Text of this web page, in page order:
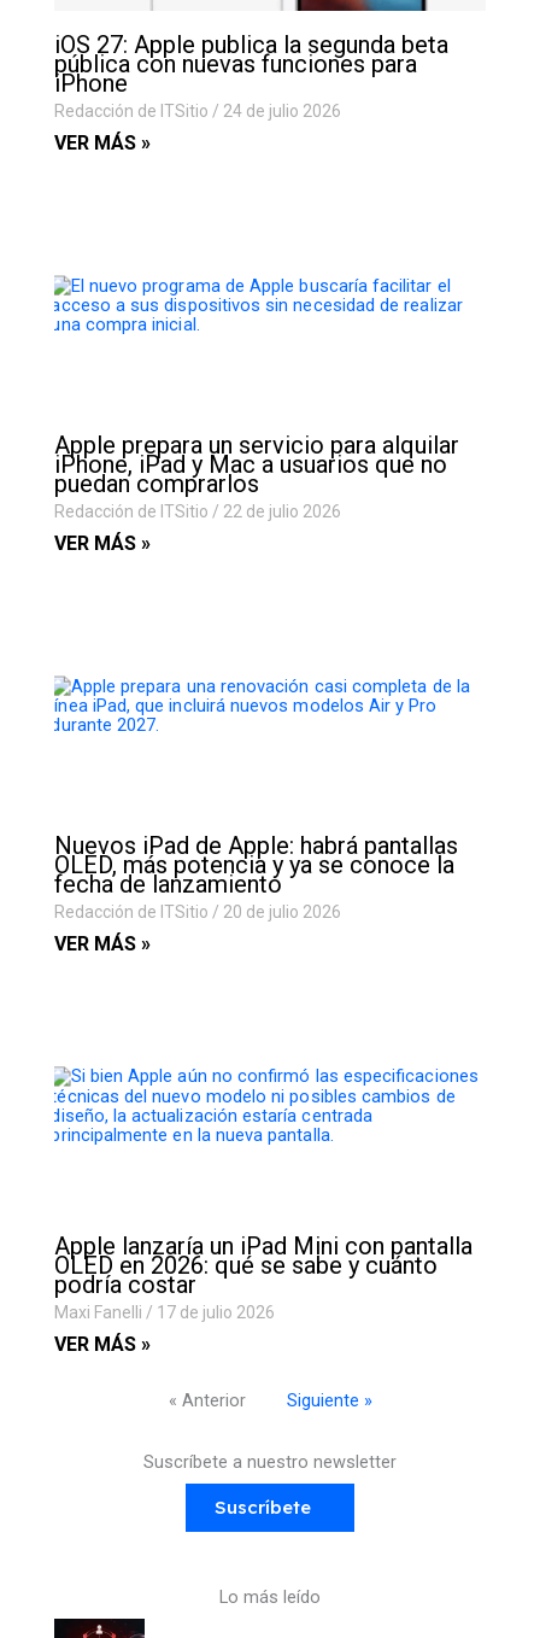
iOS 27: Apple publica la segunda beta
pública con nuevas funciones para
iPhone
Redacción de ITSitio 24 de julio 2026
VER MÁS »
Apple prepara un servicio para alquilar
iPhone, iPad y Mac a usuarios que no
puedan comprarlos
Redacción de ITSitio 22 de julio 2026
VER MÁS »
Nuevos iPad de Apple: habrá pantallas
OLED, más potencia y ya se conoce la
fecha de lanzamiento
Redacción de ITSitio 20 de julio 2026
VER MÁS »
Apple lanzaría un iPad Mini con pantalla
OLED en 2026: qué se sabe y cuánto
podría costar
Maxi Fanelli 17 de julio 2026
VER MÁS »
« Anterior Siguiente »
Suscríbete a nuestro newsletter
Suscríbete
Lo más leído